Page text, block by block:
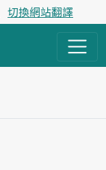
切換網站翻譯